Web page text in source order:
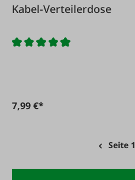
Kabel-Verteilerdose
7,99 €*
Seite 1